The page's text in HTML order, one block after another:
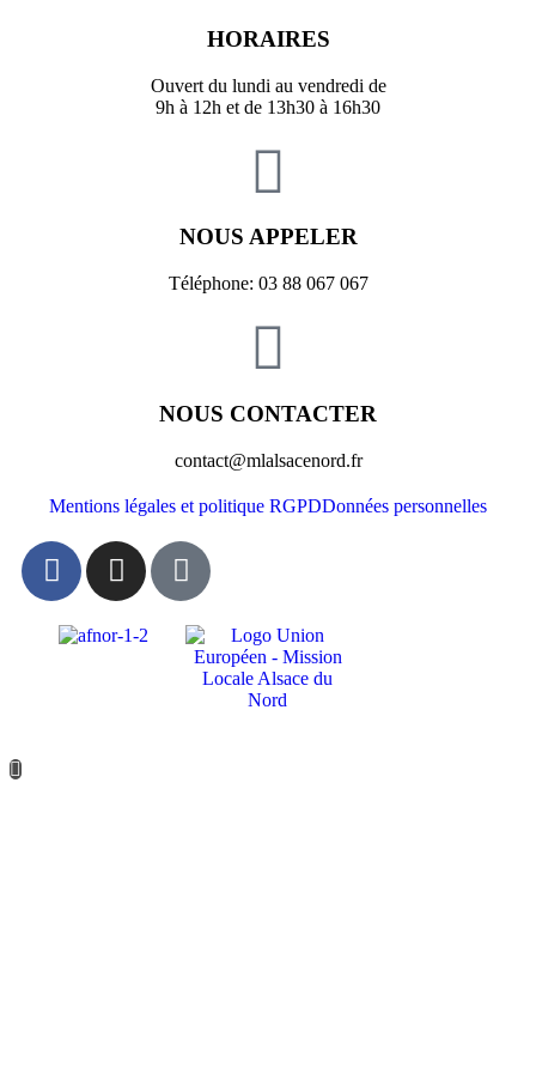
HORAIRES
Ouvert du lundi au vendredi de
9h à 12h et de 13h30 à 16h30
NOUS APPELER
Téléphone: 03 88 067 067
NOUS CONTACTER
contact@mlalsacenord.fr
Mentions légales et politique RGPDDonnées personnelles